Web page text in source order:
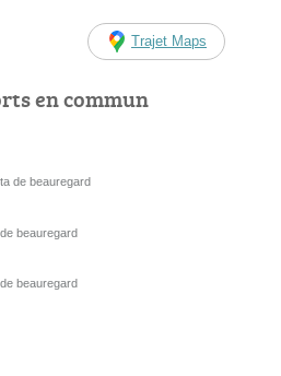
Trajet Maps
en commun
de beauregard
beauregard
beauregard